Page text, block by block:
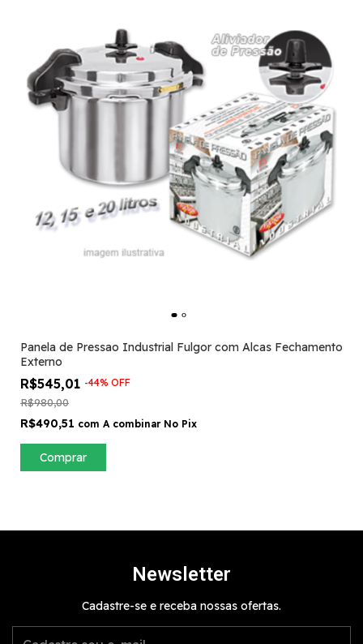
Panela de Pressao Industrial Fulgor com Alcas Fechamento
Externo
R$545,01 -44% OFF
R$980,00
R$490,51 com A combinar No Pix
Comprar
Newsletter
Cadastre-se e receba nossas ofertas.